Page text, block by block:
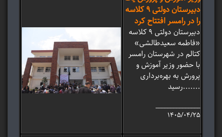
دبیرستان دولتی 9 کلاسه
را در رامسر افتتاح کرد
دبیرستان دولتی 9 کلاسه
«فاطمه سعیدطالشی»
کتالم در شهرستان رامسر
با حضور وزیر آموزش و
پرورش به بهره‌برداری
رسید.......
_______________
۱۴۰۵/۰۴/۲۵